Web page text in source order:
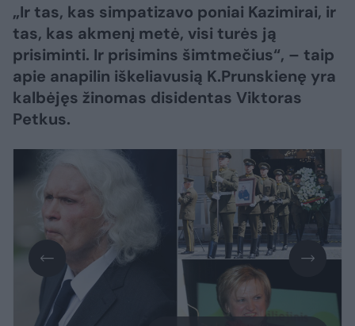
„Ir tas, kas simpatizavo poniai Kazimirai, ir
tas, kas akmenį metė, visi turės ją
prisiminti. Ir prisimins šimtmečius“, – taip
apie anapilin iškeliavusią K.Prunskienę yra
kalbėjęs žinomas disidentas Viktoras
Petkus.